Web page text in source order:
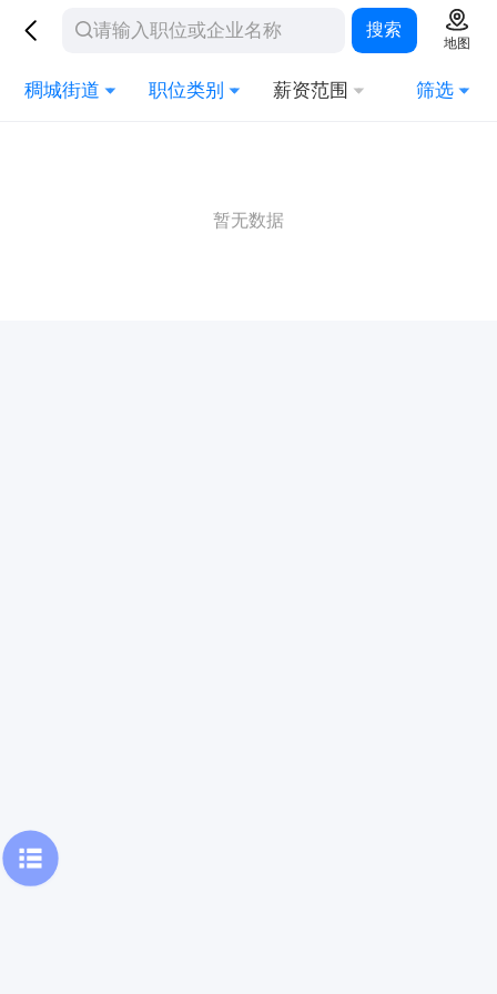
搜索
地图
稠城街道 职位类别 薪资范围 筛选
暂无数据